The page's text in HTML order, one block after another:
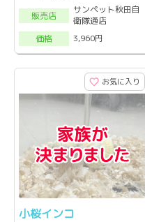
販売店
サンペット秋田自
衛隊通店
価格
3,960円
お気に入り
小桜インコ